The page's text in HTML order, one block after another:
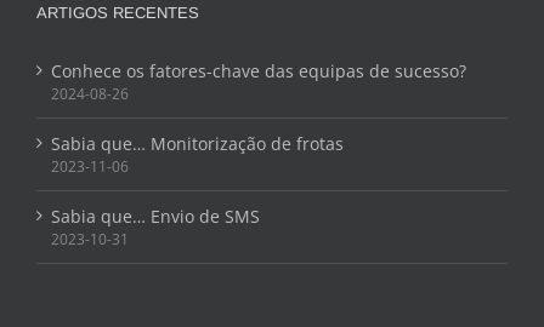
ARTIGOS RECENTES
Conhece os fatores-chave das equipas de sucesso?
2024-08-26
Sabia que… Monitorização de frotas
2023-11-06
Sabia que… Envio de SMS
2023-10-31